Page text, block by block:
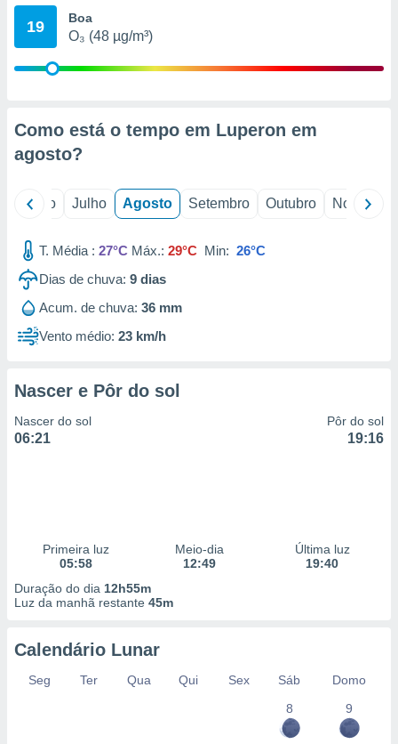
estudos
1199
19 Boa
O₃ (48 µg/m³)
Como está o tempo em Luperon em
agosto?
Junho Julho Agosto Setembro Outubro Novembro
T. Média : 27°C Máx.: 29°C Min: 26°C
Dias de chuva: 9 dias
Acum. de chuva: 36 mm
Vento médio: 23 km/h
Nascer e Pôr do sol
Nascer do sol
06:21
Pôr do sol
19:16
Primeira luz
05:58
Meio-dia
12:49
Última luz
19:40
Duração do dia 12h55m
Luz da manhã restante 45m
Calendário Lunar
Seg Ter Qua Qui Sex Sáb
Domo
8
9